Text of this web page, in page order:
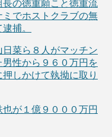
の徳重願こと徳重流
でホストクラブの無
捕。
菜ら８人がマッチン
性から９６０万円を
しかけて執拗に取り
が１億９０００万円